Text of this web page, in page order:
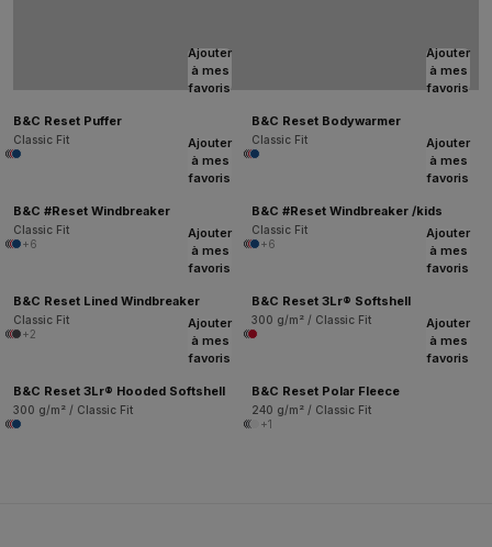
Ajouter
à mes
favoris
B&C Reset Puffer
Classic Fit
Ajouter
à mes
favoris
B&C Reset Bodywarmer
Classic Fit
Ajouter
à mes
favoris
B&C #Reset Windbreaker
Classic Fit
+6
Ajouter
à mes
favoris
B&C #Reset Windbreaker /kids
Classic Fit
+6
Ajouter
à mes
favoris
B&C Reset Lined Windbreaker
Classic Fit
+2
Ajouter
à mes
favoris
B&C Reset 3Lr® Softshell
300 g/m² / Classic Fit
Ajouter
à mes
favoris
B&C Reset 3Lr® Hooded Softshell
300 g/m² / Classic Fit
Ajouter
à mes
favoris
B&C Reset Polar Fleece
240 g/m² / Classic Fit
+1